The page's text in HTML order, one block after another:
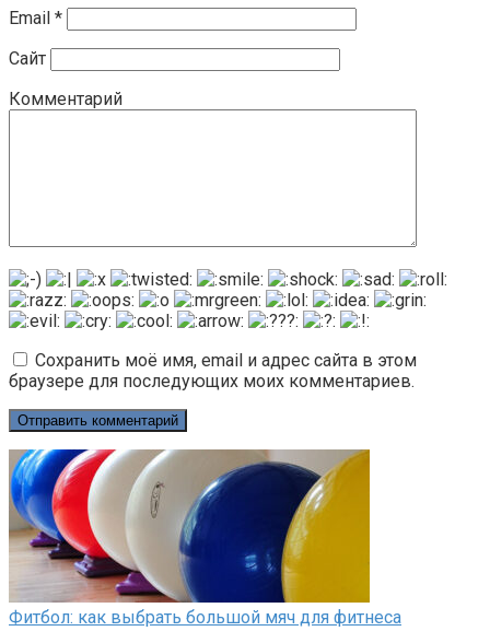
Email *
Сайт
Комментарий
Сохранить моё имя, email и адрес сайта в этом
браузере для последующих моих комментариев.
Фитбол: как выбрать большой мяч для фитнеса